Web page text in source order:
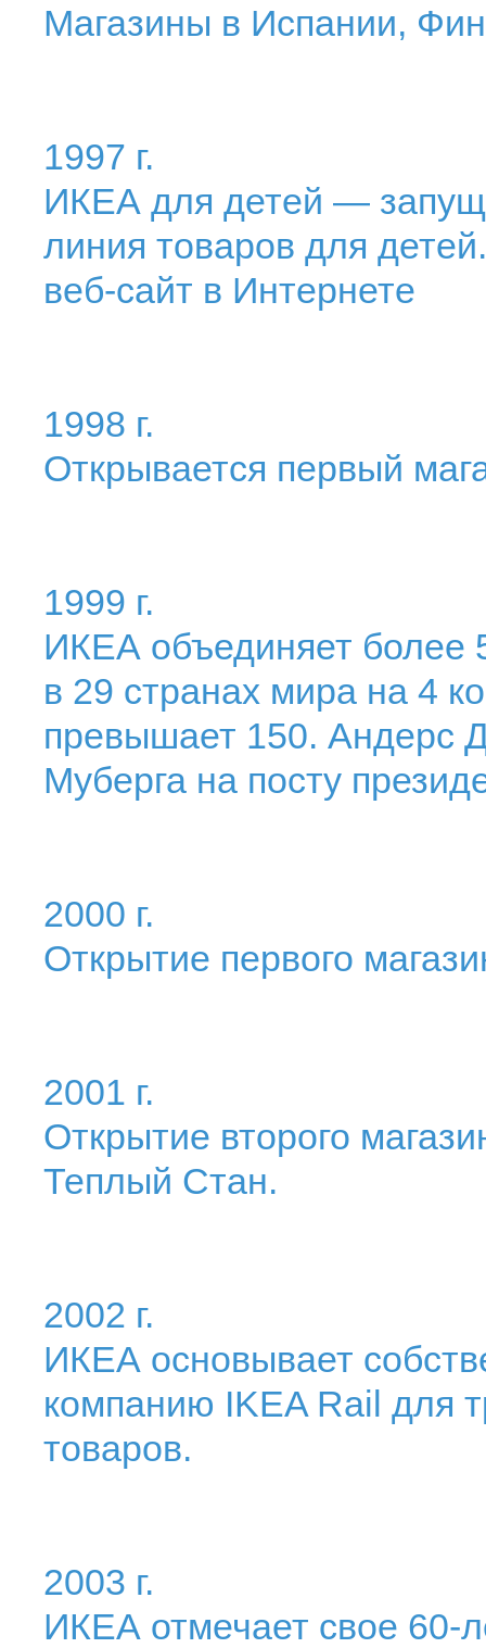
Магазины в Испании,
1997 г.
ИКЕА для детей —
линия товаров для
веб-сайт в Интернете
1998 г.
Открывается первый
1999 г.
ИКЕА объединяет более
в 29 странах мира на 4
превышает 150. Андерс
Муберга на посту
2000 г.
Открытие первого
2001 г.
Открытие второго
Теплый Стан.
2002 г.
ИКЕА основывает
компанию IKEA Rail для
товаров.
2003 г.
ИКЕА отмечает свое 60-